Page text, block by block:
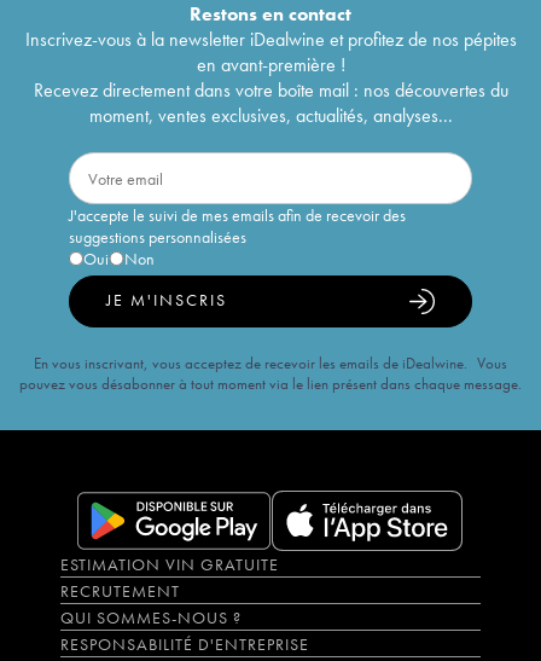
Restons encontact
Inscrivez-vous à la newsletter iDealwine et profitez de nos pépites
en avant-première !
Recevez directement dans votre boîte mail : nos découvertes du
moment, ventes exclusives, actualités, analyses...
J'accepte le suivi de mes emails afin de recevoir des
suggestions personnalisées
Oui
Non
JE M'INSCRIS
En vous inscrivant, vous acceptez de recevoir les emails de iDealwine. Vous
pouvez vous désabonner à tout moment via le lien présent dans chaque message.
ESTIMATION VIN GRATUITE
RECRUTEMENT
QUI SOMMES-NOUS ?
RESPONSABILITÉ D'ENTREPRISE